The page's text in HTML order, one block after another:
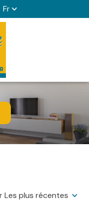
propriétaire
Fr
Les plus récentes